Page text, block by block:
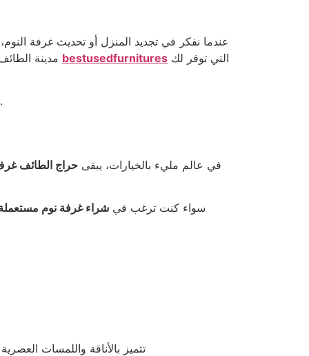
عندما نفكر في تجديد المنزل أو تحديث غرفة
مدينة bestusedfurnitures التي توفر لك
متاح دائمًا للراغبين في بيع أو شراء غرف نوم مستعملة في الطائف بسهولة وسرعة.
في عالم مليء بالخيارات، يبقى حراج الطائف
سواء كنت ترغب في شراء غرفة نوم
تتميز بالأناقة واللمسات